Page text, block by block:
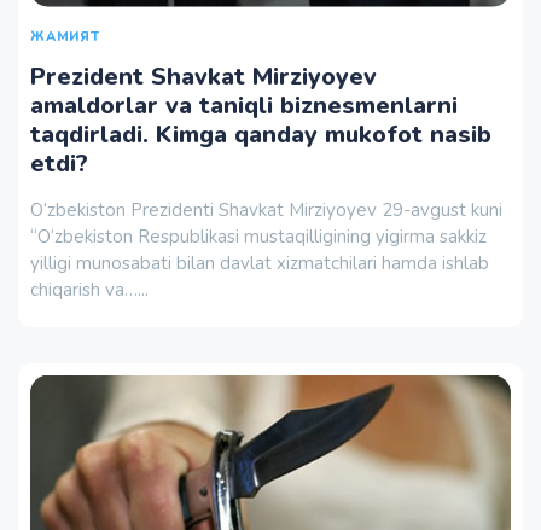
ЖАМИЯТ
Prezident Shavkat Mirziyoyev
amaldorlar va taniqli biznesmenlarni
taqdirladi. Kimga qanday mukofot nasib
etdi?
O‘zbekiston Prezidenti Shavkat Mirziyoyev 29-avgust kuni
“O‘zbekiston Respublikasi mustaqilligining yigirma sakkiz
yilligi munosabati bilan davlat xizmatchilari hamda ishlab
chiqarish va…...